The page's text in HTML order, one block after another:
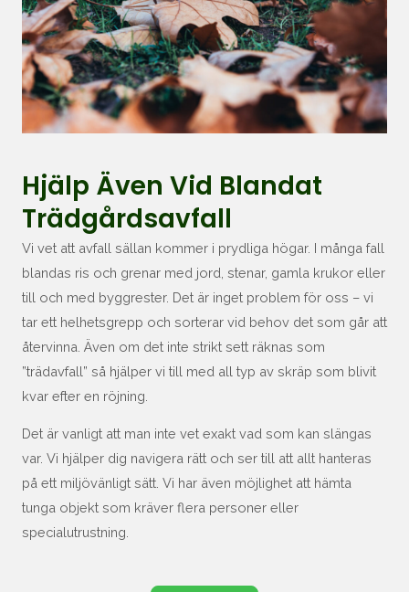
Hjälp Även Vid Blandat
Trädgårdsavfall
Vi vet att avfall sällan kommer i prydliga högar. I många fall
blandas ris och grenar med jord, stenar, gamla krukor eller
till och med byggrester. Det är inget problem för oss – vi
tar ett helhetsgrepp och sorterar vid behov det som går att
återvinna. Även om det inte strikt sett räknas som
”trädavfall” så hjälper vi till med all typ av skräp som blivit
kvar efter en röjning.
Det är vanligt att man inte vet exakt vad som kan slängas
var. Vi hjälper dig navigera rätt och ser till att allt hanteras
på ett miljövänligt sätt. Vi har även möjlighet att hämta
tunga objekt som kräver flera personer eller
specialutrustning.